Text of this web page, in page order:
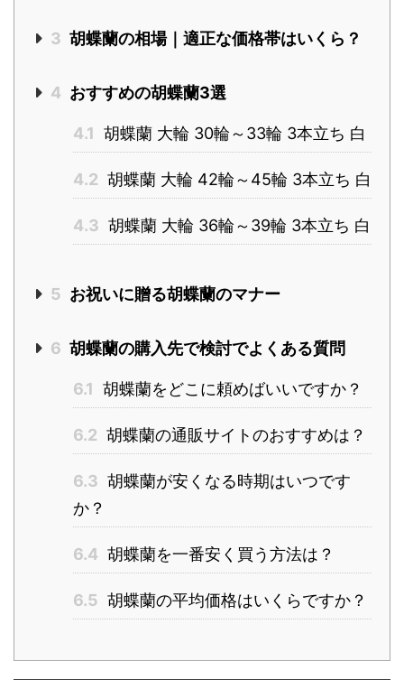
3 胡蝶蘭の相場｜適正な価格帯はいくら？
4 おすすめの胡蝶蘭3選
4.1 胡蝶蘭 大輪 30輪～33輪 3本立ち 白
4.2 胡蝶蘭 大輪 42輪～45輪 3本立ち 白
4.3 胡蝶蘭 大輪 36輪～39輪 3本立ち 白
5 お祝いに贈る胡蝶蘭のマナー
6 胡蝶蘭の購入先で検討でよくある質問
6.1 胡蝶蘭をどこに頼めばいいですか？
6.2 胡蝶蘭の通販サイトのおすすめは？
6.3 胡蝶蘭が安くなる時期はいつです
か？
6.4 胡蝶蘭を一番安く買う方法は？
6.5 胡蝶蘭の平均価格はいくらですか？